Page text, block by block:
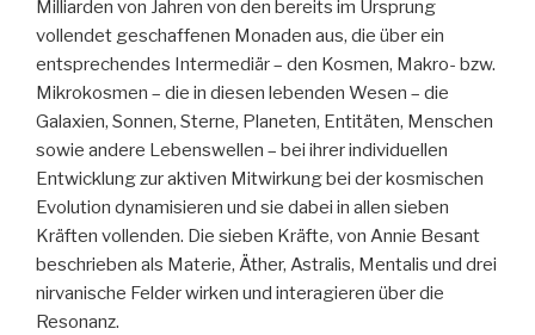
Milliarden von Jahren von den bereits im Ursprung
vollendet geschaffenen Monaden aus, die über ein
entsprechendes Intermediär – den Kosmen, Makro- bzw.
Mikrokosmen – die in diesen lebenden Wesen – die
Galaxien, Sonnen, Sterne, Planeten, Entitäten, Menschen
sowie andere Lebenswellen – bei ihrer individuellen
Entwicklung zur aktiven Mitwirkung bei der kosmischen
Evolution dynamisieren und sie dabei in allen sieben
Kräften vollenden. Die sieben Kräfte, von Annie Besant
beschrieben als Materie, Äther, Astralis, Mentalis und drei
nirvanische Felder wirken und interagieren über die
Resonanz.